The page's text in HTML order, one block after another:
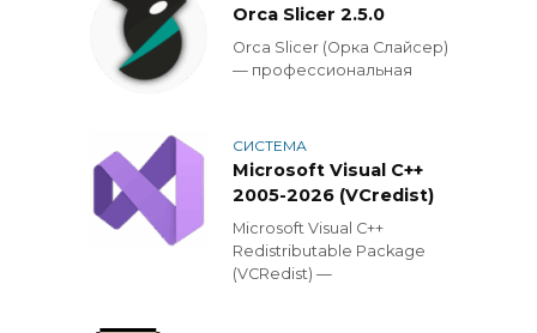
Orca Slicer 2.5.0
Orca Slicer (Орка Слайсер)
— профессиональная
СИСТЕМА
Microsoft Visual C++
2005-2026 (VCredist)
Microsoft Visual C++
Redistributable Package
(VCRedist) —